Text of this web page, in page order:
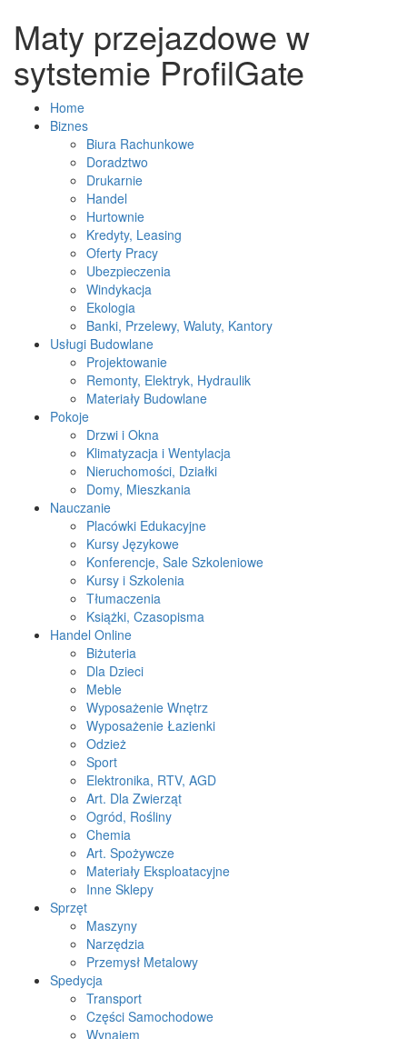
Maty przejazdowe w
sytstemie ProfilGate
Home
Biznes
Biura Rachunkowe
Doradztwo
Drukarnie
Handel
Hurtownie
Kredyty, Leasing
Oferty Pracy
Ubezpieczenia
Windykacja
Ekologia
Banki, Przelewy, Waluty, Kantory
Usługi Budowlane
Projektowanie
Remonty, Elektryk, Hydraulik
Materiały Budowlane
Pokoje
Drzwi i Okna
Klimatyzacja i Wentylacja
Nieruchomości, Działki
Domy, Mieszkania
Nauczanie
Placówki Edukacyjne
Kursy Językowe
Konferencje, Sale Szkoleniowe
Kursy i Szkolenia
Tłumaczenia
Książki, Czasopisma
Handel Online
Biżuteria
Dla Dzieci
Meble
Wyposażenie Wnętrz
Wyposażenie Łazienki
Odzież
Sport
Elektronika, RTV, AGD
Art. Dla Zwierząt
Ogród, Rośliny
Chemia
Art. Spożywcze
Materiały Eksploatacyjne
Inne Sklepy
Sprzęt
Maszyny
Narzędzia
Przemysł Metalowy
Spedycja
Transport
Części Samochodowe
Wynajem